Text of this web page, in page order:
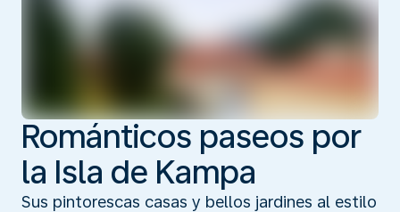
Románticos paseos por
la Isla de Kampa
Sus pintorescas casas y bellos jardines al estilo